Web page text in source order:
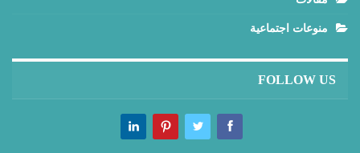
منوعات اجتماعية
FOLLOW US